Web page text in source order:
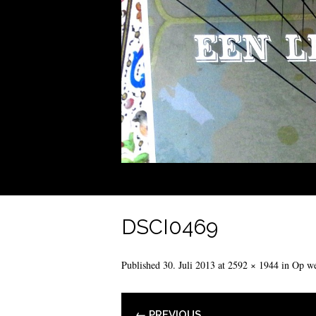
DSCI0469
Published 30. Juli 2013 at 2592 × 1944 in Op